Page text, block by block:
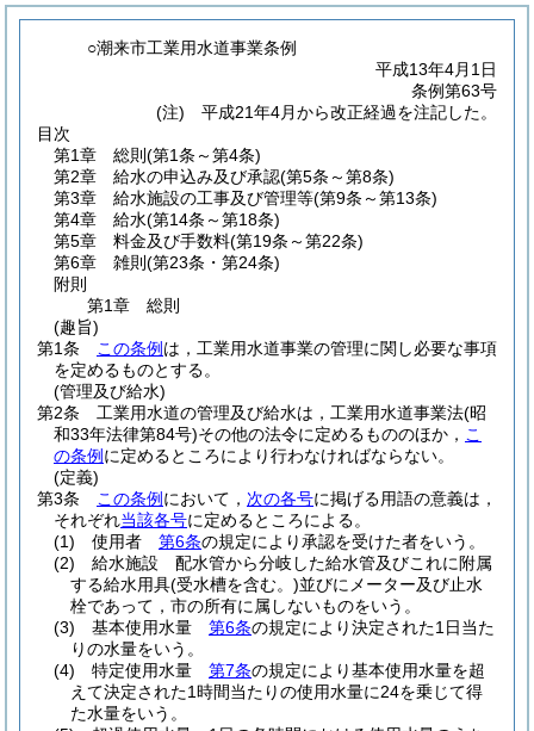
○潮来市工業用水道事業条例
平成13年4月1日
条例第63号
(注) 平成21年4月から改正経過を注記した。
目次
第1章
総則 (第1条～第4条)
第2章
給水の申込み及び承認(第5条～第8条)
第3章
給水施設の工事及び管理等(第9条～第13条)
第4章
給水(第14条～第18条)
第5章
料金及び手数料(第19条～第22条)
第6章
雑則 (第23条・第24条)
附則
第1章
総則
(趣旨)
第1条
この条例 は，工業用水道事業の管理に関し必要な事項
を定めるものとする。
(管理及び給水)
第2条
工業用水道の管理及び給水は，工業用水道事業法(昭
和33年法律第84号)その他の法令に定めるもののほか， こ
の条例 に定めるところにより行わなければならない。
(定義)
第3条
この条例 において， 次の各号に掲げる用語の意義は，
それぞれ当該各号に定めるところによる。
(1)
使用者 第6条の規定により承認を受けた者をいう。
(2)
給水施設 配水管から分岐した給水管及びこれに附属
する給水用具(受水槽を含む。)並びにメーター及び止水
栓であって，市の所有に属しないものをいう。
(3)
基本使用水量 第6条の規定により決定された1日当た
りの水量をいう。
(4)
特定使用水量 第7条の規定により基本使用水量を超
えて決定された1時間当たりの使用水量に24を乗じて得
た水量をいう。